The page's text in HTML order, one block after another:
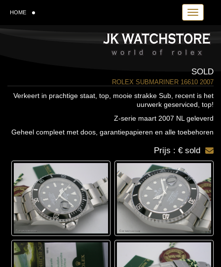
Toggle
HOME
SOLD
ROLEX SUBMARINER 16610 2007
Verkeert in prachtige staat, top, mooie strakke Sub, recent is het
uurwerk geserviced, top!
Z-serie maart 2007 NL geleverd
Geheel compleet met doos, garantiepapieren en alle toebehoren
Prijs : € sold